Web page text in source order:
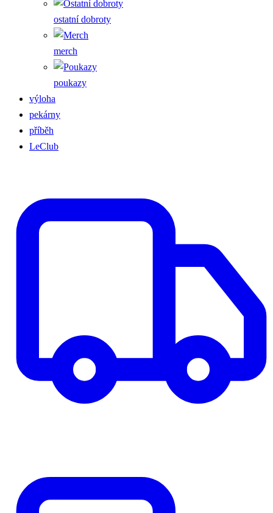
ostatní dobroty
merch
poukazy
výloha
pekárny
příběh
LeClub